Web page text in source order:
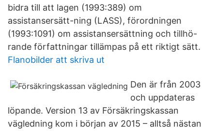
bidra till att lagen (1993:389) om
assistansersätt-ning (LASS), förordningen
(1993:1091) om assistansersättning och tillhö-
rande författningar tillämpas på ett riktigt sätt.
Flanobilder att skriva ut
Den är från 2003
och uppdateras
löpande. Version 13 av Försäkringskassan
vägledning kom i början av 2015 – alltså nästan